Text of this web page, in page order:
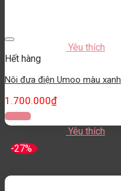
Yêu thích
Hết hàng
Nôi đưa điện Umoo màu xanh
1.700.000₫
Đọc tiếp
Yêu thích
-27%